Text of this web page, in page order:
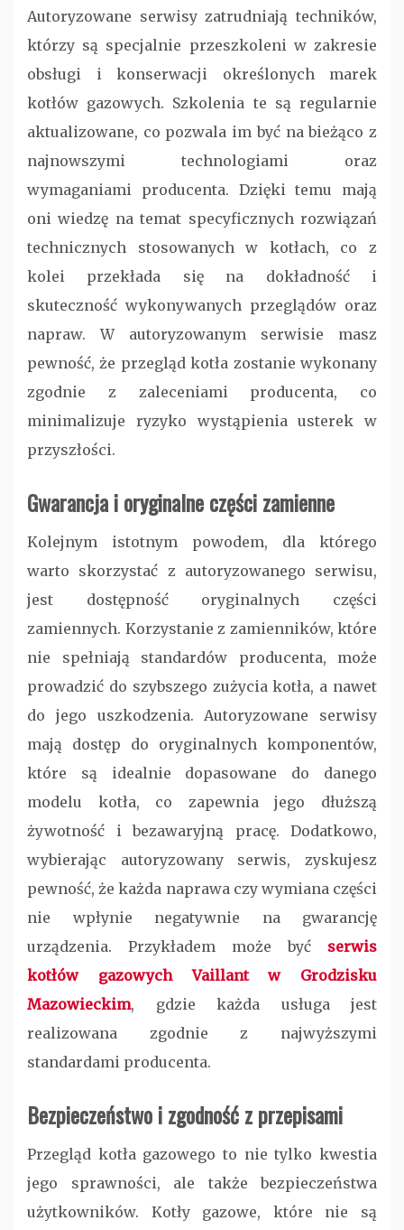
Autoryzowane serwisy zatrudniają techników,
którzy są specjalnie przeszkoleni w zakresie
obsługi i konserwacji określonych marek
kotłów gazowych. Szkolenia te są regularnie
aktualizowane, co pozwala im być na bieżąco z
najnowszymi technologiami oraz
wymaganiami producenta. Dzięki temu mają
oni wiedzę na temat specyficznych rozwiązań
technicznych stosowanych w kotłach, co z
kolei przekłada się na dokładność i
skuteczność wykonywanych przeglądów oraz
napraw. W autoryzowanym serwisie masz
pewność, że przegląd kotła zostanie wykonany
zgodnie z zaleceniami producenta, co
minimalizuje ryzyko wystąpienia usterek w
przyszłości.
Gwarancja i oryginalne części zamienne
Kolejnym istotnym powodem, dla którego
warto skorzystać z autoryzowanego serwisu,
jest dostępność oryginalnych części
zamiennych. Korzystanie z zamienników, które
nie spełniają standardów producenta, może
prowadzić do szybszego zużycia kotła, a nawet
do jego uszkodzenia. Autoryzowane serwisy
mają dostęp do oryginalnych komponentów,
które są idealnie dopasowane do danego
modelu kotła, co zapewnia jego dłuższą
żywotność i bezawaryjną pracę. Dodatkowo,
wybierając autoryzowany serwis, zyskujesz
pewność, że każda naprawa czy wymiana części
nie wpłynie negatywnie na gwarancję
urządzenia. Przykładem może być serwis
kotłów gazowych Vaillant w Grodzisku
Mazowieckim, gdzie każda usługa jest
realizowana zgodnie z najwyższymi
standardami producenta.
Bezpieczeństwo i zgodność z przepisami
Przegląd kotła gazowego to nie tylko kwestia
jego sprawności, ale także bezpieczeństwa
użytkowników. Kotły gazowe, które nie są